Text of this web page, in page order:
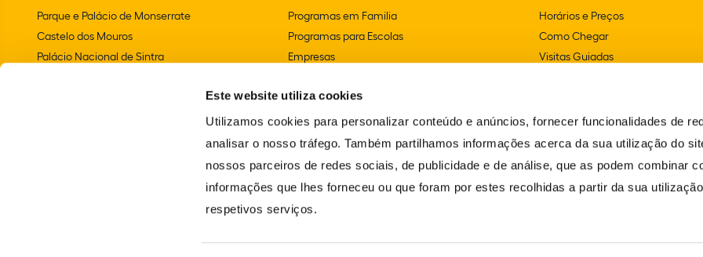
Este website utiliza cookies
Utilizamos cookies para personalizar conteúdo e anúncios, fornecer funcionalidades de
analisar o nosso tráfego. Também partilhamos informações acerca da sua utilização do
nossos parceiros de redes sociais, de publicidade e de análise, que as podem combinar
informações que lhes forneceu ou que foram por estes recolhidas a partir da sua
respetivos serviços.
Parque e Palácio de Monserrate
Castelo dos Mouros
Palácio Nacional de Sintra
Chalet e Jardim da Condessa d'Edla
Programas em Familia
Programas para Escolas
Empresas
Horários e Preços
Como Chegar
Visitas Guiadas
Acessibilidade